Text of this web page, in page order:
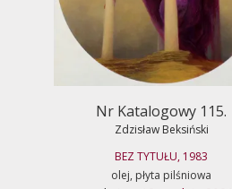
Nr Katalogowy 115.
Zdzisław Beksiński
BEZ TYTUŁU, 1983
olej, płyta pilśniowa